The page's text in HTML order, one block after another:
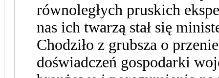
równoległych pruskich
nas ich twarzą stał się
Chodziło z grubsza o
doświadczeń gospodarki